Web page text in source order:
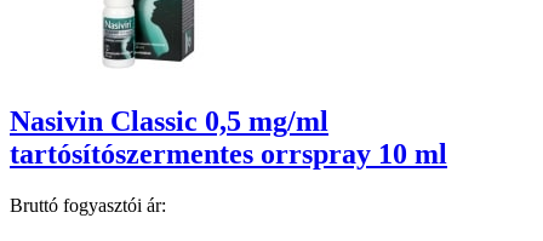
Nasivin Classic 0,5 mg/ml
tartósítószermentes orrspray 10 ml
Bruttó fogyasztói ár: